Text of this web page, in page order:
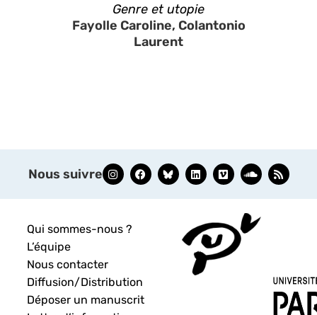
Genre et utopie
Fayolle Caroline, Colantonio
Laurent
Nous suivre
Qui sommes-nous ?
L’équipe
Nous contacter
Diffusion/Distribution
Déposer un manuscrit